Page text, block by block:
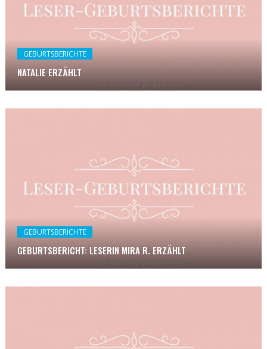
GEBURTSBERICHTE
NATALIE ERZÄHLT
GEBURTSBERICHTE
GEBURTSBERICHT: LESERIN MIRA R. ERZÄHLT